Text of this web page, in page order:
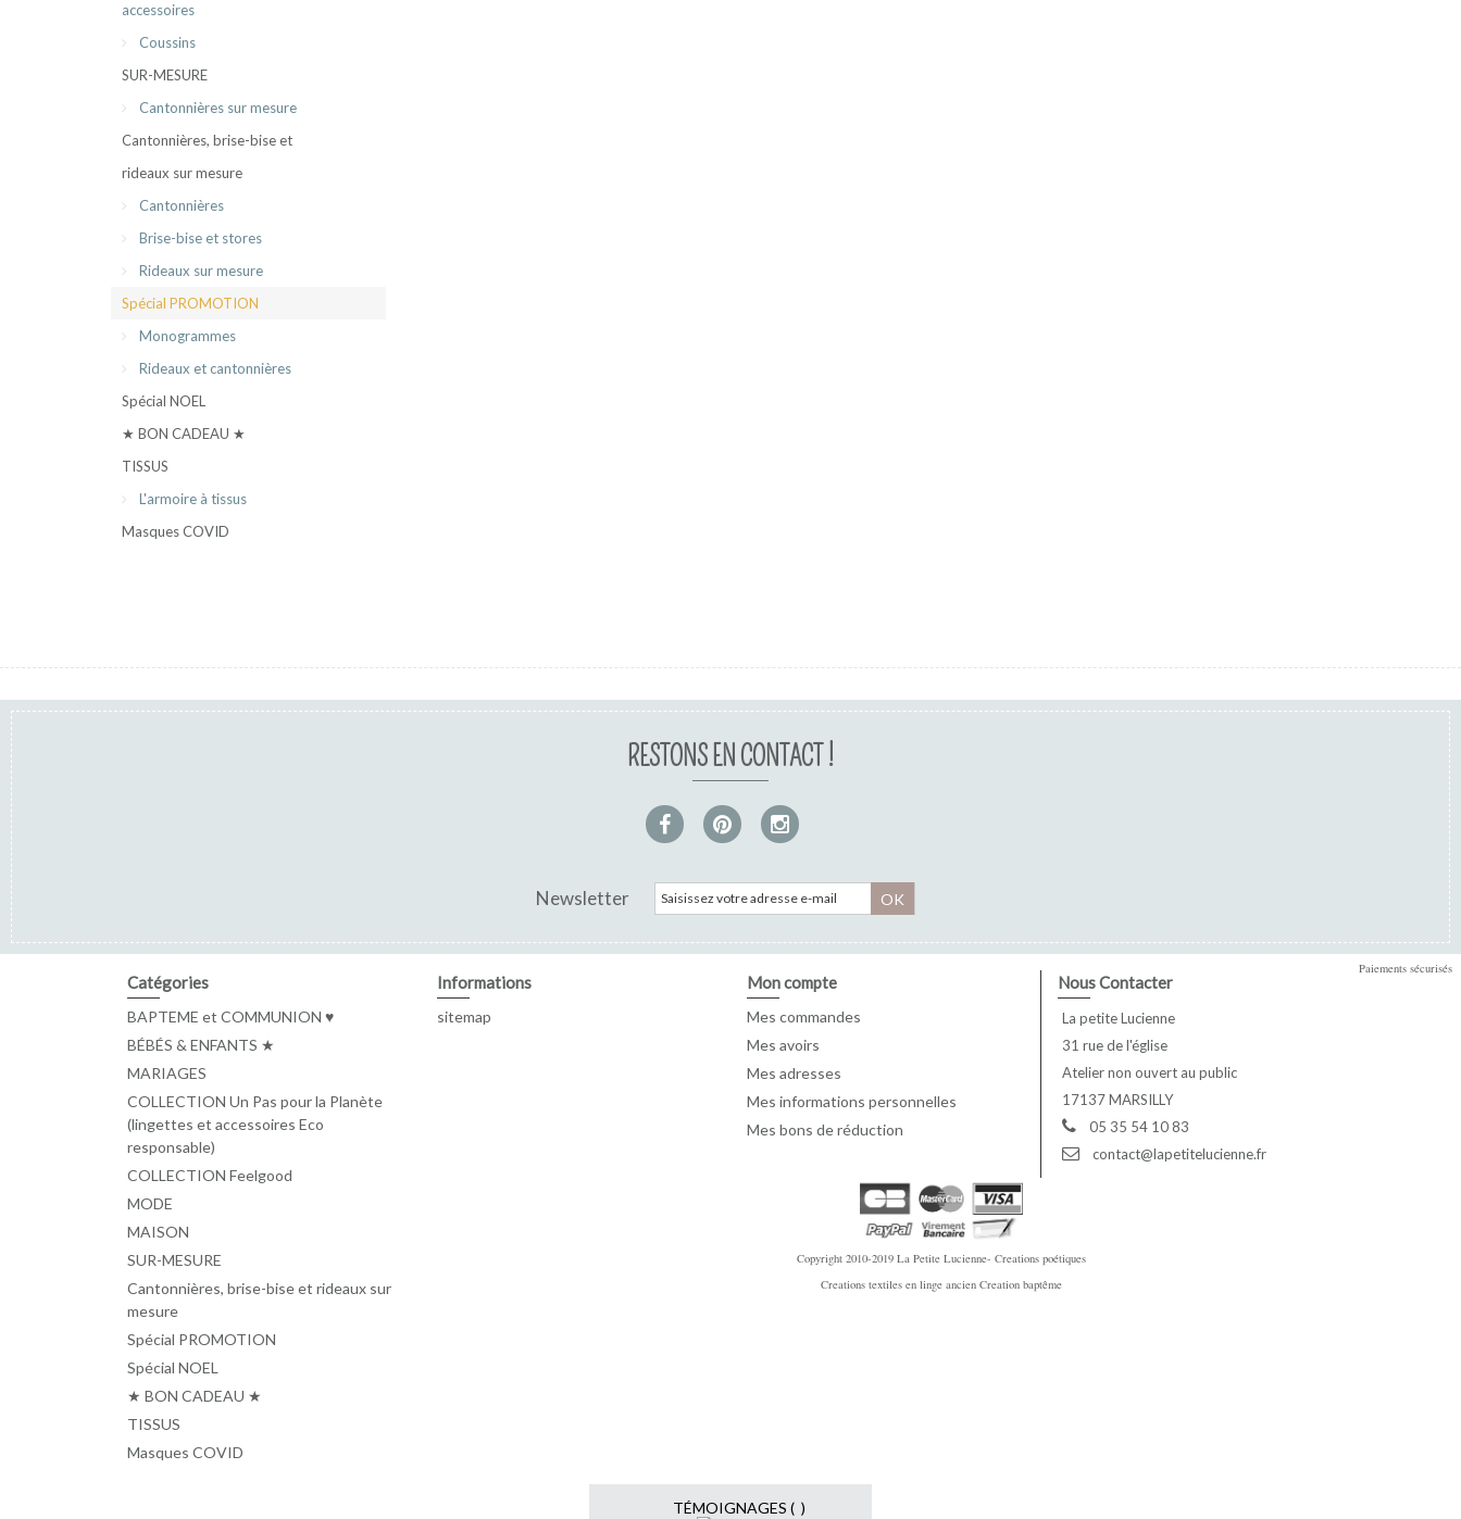
accessoires
Coussins
SUR-MESURE
Cantonnières sur mesure
Cantonnières, brise-bise et
rideaux sur mesure
Cantonnières
Brise-bise et stores
Rideaux sur mesure
Spécial PROMOTION
Monogrammes
Rideaux et cantonnières
Spécial NOEL
★ BON CADEAU ★
TISSUS
L'armoire à tissus
Masques COVID
RESTONS EN CONTACT !
Newsletter OK
Catégories
BAPTEME et COMMUNION ♥
BÉBÉS & ENFANTS ★
MARIAGES
COLLECTION Un Pas pour la Planète
(lingettes et accessoires Eco
responsable)
COLLECTION Feelgood
MODE
MAISON
SUR-MESURE
Cantonnières, brise-bise et rideaux sur
mesure
Spécial PROMOTION
Spécial NOEL
★ BON CADEAU ★
TISSUS
Masques COVID
Informations
sitemap
Mon compte
Mes commandes
Mes avoirs
Mes adresses
Mes informations personnelles
Mes bons de réduction
Nous Contacter
La petite Lucienne
31 rue de l'église
Atelier non ouvert au public
17137 MARSILLY
05 35 54 10 83
contact@lapetitelucienne.fr
Paiements sécurisés
Copyright 2010-2019 La Petite Lucienne- Creations poétiques
Creations textiles en linge ancien Creation baptême
TÉMOIGNAGES ( )